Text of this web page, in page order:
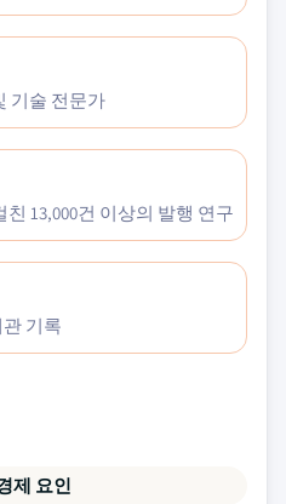
기술 전문가
13,000건 이상의 발행 연구
기록
제 요인